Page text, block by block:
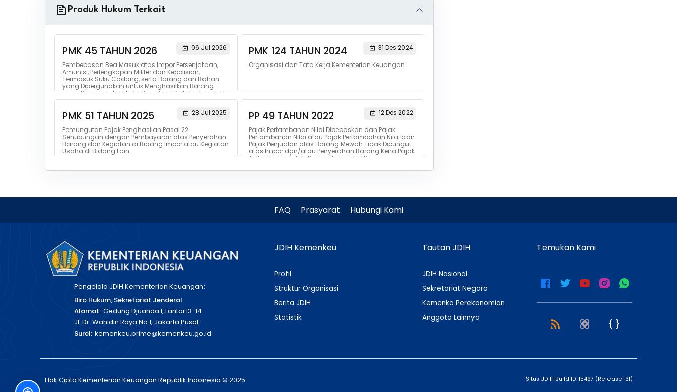
Produk Hukum Terkait
PMK 45 TAHUN 2026
06 Jul 2026
Pembebasan Bea Masuk atas Impor Persenjataan,
Amunisi, Perlengkapan Militer dan Kepolisian,
Termasuk Suku Cadang, serta Barang dan Bahan
yang Dipergunakan untuk Menghasilkan Barang
yang Dipergunakan bagi Keperluan Pertahanan dan
Keamanan Negara
PMK 124 TAHUN 2024
31 Des 2024
Organisasi dan Tata Kerja Kementerian Keuangan
PMK 51 TAHUN 2025
28 Jul 2025
Pemungutan Pajak Penghasilan Pasal 22
Sehubungan dengan Pembayaran atas Penyerahan
Barang dan Kegiatan di Bidang Impor atau Kegiatan
Usaha di Bidang Lain
PP 49 TAHUN 2022
12 Des 2022
Pajak Pertambahan Nilai Dibebaskan dan Pajak
Pertambahan Nilai atau Pajak Pertambahan Nilai dan
Pajak Penjualan atas Barang Mewah Tidak Dipungut
atas lmpor dan/atau Penyerahan Barang Kena Pajak
Tertentu dan/atau Penyerahan Jasa Ke...
FAQ Prasyarat Hubungi Kami
Pengelola JDIH Kementerian Keuangan:
Biro Hukum, Sekretariat Jenderal
Alamat: Gedung Djuanda I, Lantai 13-14
Jl. Dr. Wahidin Raya No 1, Jakarta Pusat
Surel: kemenkeu.prime@kemenkeu.go.id
JDIH Kemenkeu
Profil
Struktur Organisasi
Berita JDIH
Statistik
Tautan JDIH
JDIH Nasional
Sekretariat Negara
Kemenko Perekonomian
Anggota Lainnya
Temukan Kami
Hak Cipta Kementerian Keuangan Republik Indonesia © 2025 Situs JDIH Build ID: 15497 (Release-31)